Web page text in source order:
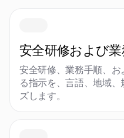
安全研修および
安全研修、業務手順、
る指示を、言語、地域
ズします。